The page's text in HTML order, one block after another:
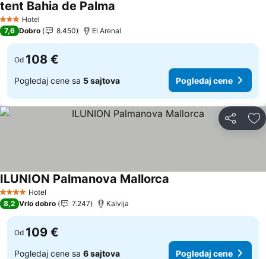
3 Zvezdice
Hotel
tent Bahia de Palma
7,6 Dobro 8.450 El Arenal
Od 108 €
Pogledaj cene sa 5 sajtova Pogledaj cene
Deli
4 ZvezdiceHotel
ILUNION Palmanova Mallorca
8,2 Vrlo dobro 7.247 Kalvija
Od 109 €
Pogledaj cene sa 6 sajtova Pogledaj cene